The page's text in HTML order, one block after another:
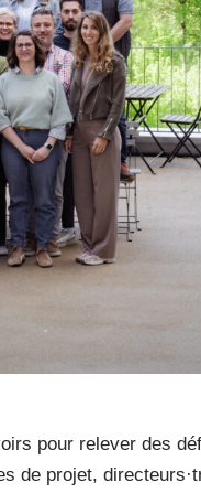
pour relever des
de projet,